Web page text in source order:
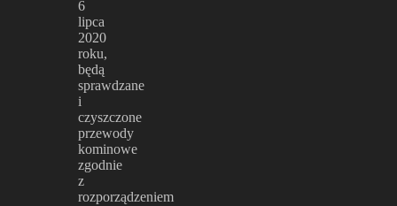
6
lipca
2020
roku,
będą
sprawdzane
i
czyszczone
przewody
kominowe
zgodnie
z
rozporządzeniem